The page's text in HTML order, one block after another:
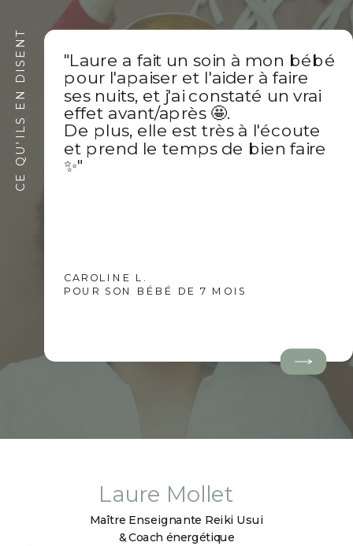
CE QU'ILS EN DISENT "Laure a fait un soin à mon bébé
pour l'apaiser et l'aider à faire
ses nuits, et j'ai constaté un vrai
effet avant/après 🤩.
De plus, elle est très à l'écoute
et prend le temps de bien faire
✨️"
CAROLINE L.
POUR SON BÉBÉ DE 7 MOIS
Laure Mollet
Maître Enseignante Reiki Usui
& Coach énergétique